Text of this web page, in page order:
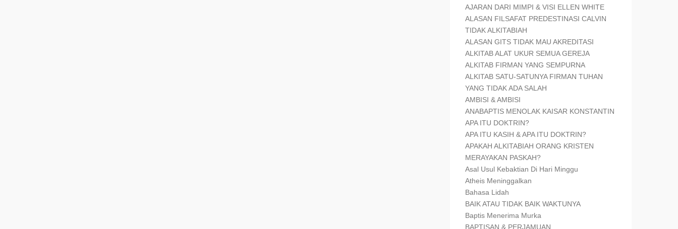
AJARAN DARI MIMPI & VISI ELLEN WHITE
ALASAN FILSAFAT PREDESTINASI CALVIN
TIDAK ALKITABIAH
ALASAN GITS TIDAK MAU AKREDITASI
ALKITAB ALAT UKUR SEMUA GEREJA
ALKITAB FIRMAN YANG SEMPURNA
ALKITAB SATU-SATUNYA FIRMAN TUHAN
YANG TIDAK ADA SALAH
AMBISI & AMBISI
ANABAPTIS MENOLAK KAISAR KONSTANTIN
APA ITU DOKTRIN?
APA ITU KASIH & APA ITU DOKTRIN?
APAKAH ALKITABIAH ORANG KRISTEN
MERAYAKAN PASKAH?
Asal Usul Kebaktian Di Hari Minggu
Atheis Meninggalkan
Bahasa Lidah
BAIK ATAU TIDAK BAIK WAKTUNYA
Baptis Menerima Murka
BAPTISAN & PERJAMUAN